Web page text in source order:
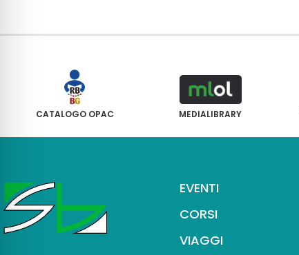
CATALOGO OPAC MEDIALIBRARY
EVENTI
CORSI
VIAGGI